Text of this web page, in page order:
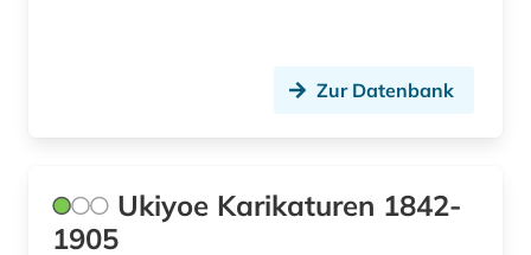
außenpolitik (2)
Zur Datenbank
Ukiyoe Karikaturen 1842-
1905